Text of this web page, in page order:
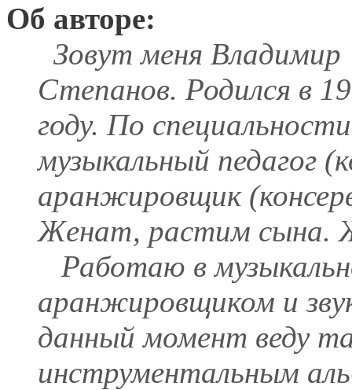
Об авторе:
Зовут меня Владимир
Степанов. Родился в
году. По специальности
музыкальный педагог
аранжировщик
Женат, растим сына.
Работаю в
аранжировщиком и
данный момент веду
инструментальным